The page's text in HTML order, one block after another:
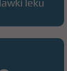
leku